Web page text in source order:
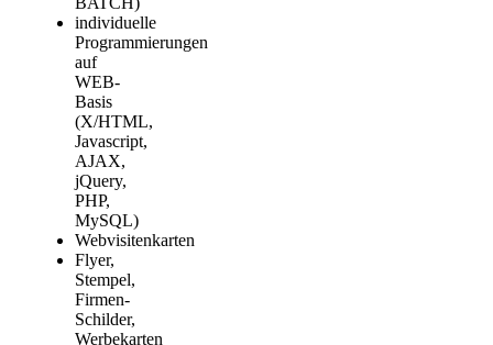
individuelle
Programmierungen
auf
WEB-
Basis
(X/HTML,
Javascript,
AJAX,
jQuery,
PHP,
MySQL)
Webvisitenkarten
Flyer,
Stempel,
Firmen-
Schilder,
Werbekarten